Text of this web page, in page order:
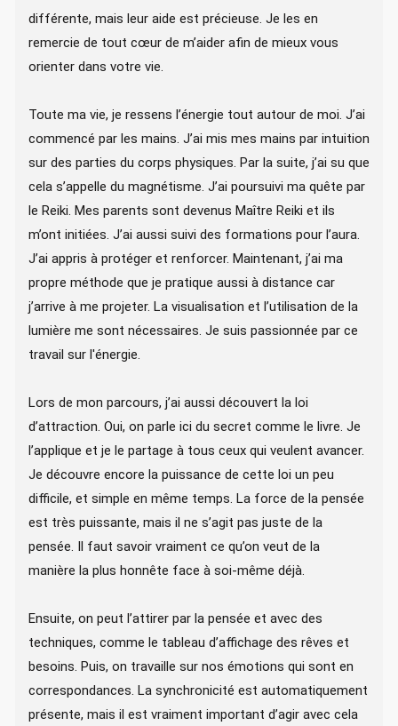
différente, mais leur aide est précieuse. Je les en
remercie de tout cœur de m’aider afin de mieux vous
orienter dans votre vie.
Toute ma vie, je ressens l’énergie tout autour de moi. J’ai
commencé par les mains. J’ai mis mes mains par intuition
sur des parties du corps physiques. Par la suite, j’ai su que
cela s’appelle du magnétisme. J’ai poursuivi ma quête par
le Reiki. Mes parents sont devenus Maître Reiki et ils
m’ont initiées. J’ai aussi suivi des formations pour l’aura.
J’ai appris à protéger et renforcer. Maintenant, j’ai ma
propre méthode que je pratique aussi à distance car
j’arrive à me projeter. La visualisation et l’utilisation de la
lumière me sont nécessaires. Je suis passionnée par ce
travail sur l'énergie.
Lors de mon parcours, j’ai aussi découvert la loi
d’attraction. Oui, on parle ici du secret comme le livre. Je
l’applique et je le partage à tous ceux qui veulent avancer.
Je découvre encore la puissance de cette loi un peu
difficile, et simple en même temps. La force de la pensée
est très puissante, mais il ne s’agit pas juste de la
pensée. Il faut savoir vraiment ce qu’on veut de la
manière la plus honnête face à soi-même déjà.
Ensuite, on peut l’attirer par la pensée et avec des
techniques, comme le tableau d’affichage des rêves et
besoins. Puis, on travaille sur nos émotions qui sont en
correspondances. La synchronicité est automatiquement
présente, mais il est vraiment important d’agir avec cela